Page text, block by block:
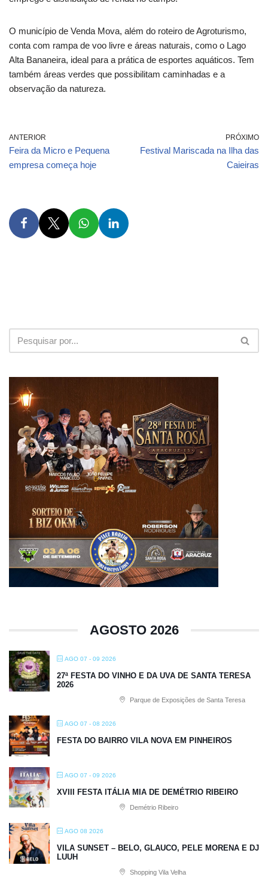
O município de Venda Mova, além do roteiro de Agroturismo,
conta com rampa de voo livre e áreas naturais, como o Lago
Alta Bananeira, ideal para a prática de esportes aquáticos. Tem
também áreas verdes que possibilitam caminhadas e a
observação da natureza.
ANTERIOR
Feira da Micro e Pequena
empresa começa hoje
PRÓXIMO
Festival Mariscada na Ilha das
Caieiras
AGOSTO 2026
AGO 07 - 09 2026
27ª FESTA DO VINHO E DA UVA DE SANTA TERESA
2026
Parque de Exposições de Santa Teresa
AGO 07 - 08 2026
FESTA DO BAIRRO VILA NOVA EM PINHEIROS
AGO 07 - 09 2026
XVIII FESTA ITÁLIA MIA DE DEMÉTRIO RIBEIRO
Demétrio Ribeiro
AGO 08 2026
VILA SUNSET – BELO, GLAUCO, PELE MORENA E DJ
LUUH
Shopping Vila Velha